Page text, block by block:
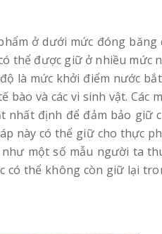
ở dưới mức đóng băng
thể được giữ ở nhiều mức
là mức khởi điểm nước
bào và các vi sinh vật. Các
nhất định để đảm bảo giữ
này có thể giữ cho thực
một số mẫu người ta
có thể không còn giữ lại